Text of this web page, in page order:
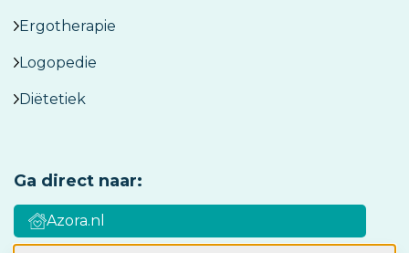
Ergotherapie
Logopedie
Diëtetiek
Ga direct naar:
Azora.nl